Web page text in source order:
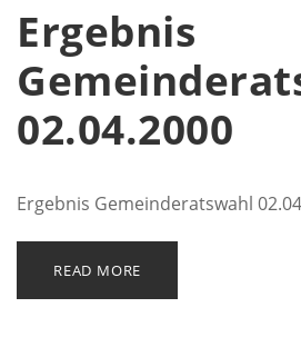
Ergebnis
02.04.2000
Ergebnis Gemeinderatswahl
READ MORE